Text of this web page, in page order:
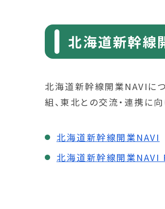
北海道新幹線
北海道新幹線開業NAVIに
組、東北との交流・連携に
北海道新幹線開業NAVI
北海道新幹線開業